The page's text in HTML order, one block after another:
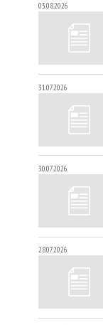
03.08.2026
31.07.2026
30.07.2026
28.07.2026